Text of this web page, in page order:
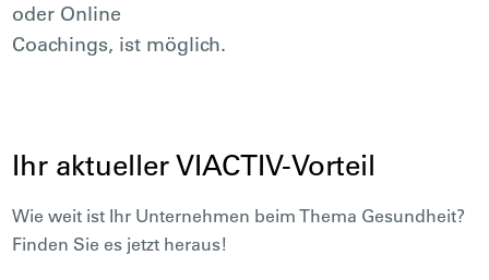
oder Online
Coachings, ist möglich.
Ihr aktueller VIACTIV-Vorteil
Wie weit ist Ihr Unternehmen beim Thema Gesundheit?
Finden Sie es jetzt heraus!